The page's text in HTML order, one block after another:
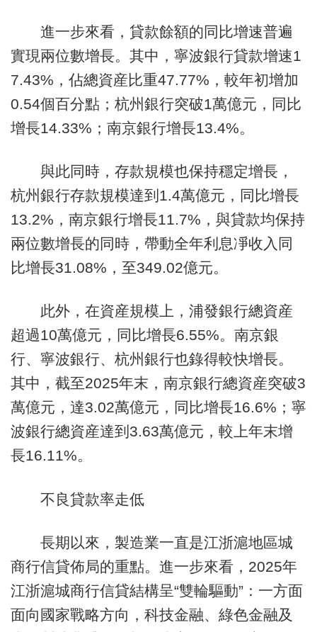
進一步來看，貸款餘額的同比增速普遍
實現兩位數增長。其中，寧波銀行貸款增速1
7.43%，佔總資産比重47.77%，較年初增加
0.54個百分點；杭州銀行突破1萬億元，同比
增長14.33%；南京銀行增長13.4%。
與此同時，存款規模也保持穩定增長，
杭州銀行存款規模達到1.4萬億元，同比增長
13.2%，南京銀行增長11.7%，與貸款均保持
兩位數增長的同時，帶動全年利息凈收入同
比增長31.08%，至349.02億元。
此外，在資産規模上，浦發銀行總資産
超過10萬億元，同比增長6.55%。南京銀
行、寧波銀行、杭州銀行也錄得較快增長。
其中，截至2025年末，南京銀行總資産突破3
萬億元，達3.02萬億元，同比增長16.6%；寧
波銀行總資産達到3.63萬億元，較上年末增
長16.11%。
不良貸款率走低
長期以來，製造業一直是江浙滬地區城
商行信貸佈局的重點。進一步來看，2025年
江浙滬城商行信貸結構呈“雙輪驅動”：一方面
面向國家戰略方向，科技金融、綠色金融及